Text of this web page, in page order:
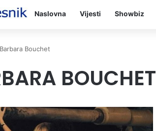
Naslovna Vijesti Showbiz
Barbara Bouchet
BOUCHET